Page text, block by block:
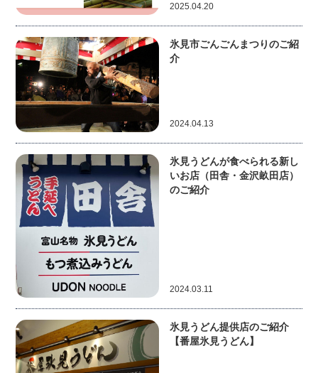
2025.04.20
氷見市ごんごんまつりのご紹
介
2024.04.13
氷見うどんが食べられる新し
いお店（田舎・金沢畝田店）
のご紹介
2024.03.11
氷見うどん提供店のご紹介
【番屋氷見うどん】